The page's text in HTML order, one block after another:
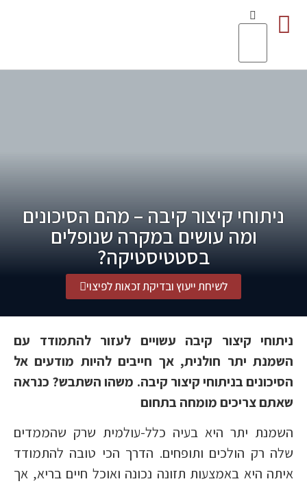
ניתוחי קיצור קיבה – מהם הסיכונים
ומה עושים במקרה שנופלים
בסטטיסטיקה?
לשיחת ייעוץ ובדיקת זכאות לפיצוי
ניתוחי קיצור קיבה עשויים לעזור להתמודד עם
השמנת יתר חולנית, אך חייבים להיות מודעים אל
הסיכונים בניתוחי קיצור קיבה. משהו השתבש? כנראה
שאתם צריכים מומחה בתחום
השמנת יתר היא בעיה כלל-עולמית שרק שהממדים
שלה רק הולכים ותופחים. הדרך הכי טובה להתמודד
איתה היא באמצעות תזונה נכונה ואוכל חיים בריא, אך